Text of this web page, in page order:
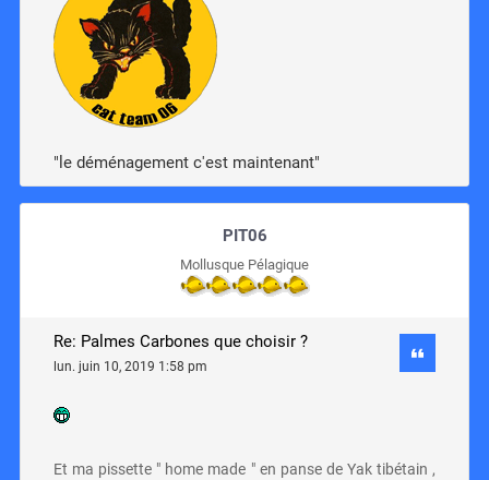
"le déménagement c'est maintenant"
PIT06
Mollusque Pélagique
Re: Palmes Carbones que choisir ?
lun. juin 10, 2019 1:58 pm
Et ma pissette " home made " en panse de Yak tibétain ,